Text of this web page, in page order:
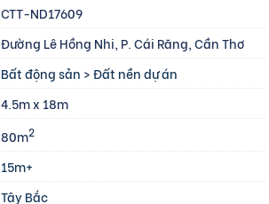
CTT-ND17609
Đường Lê Hồng Nhi, P. Cái Răng, Cần Thơ
Bất động sản >Đất nền dự án
4.5m x 18m
80m2
15m+
Tây Bắc